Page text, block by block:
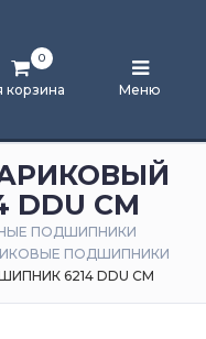
корзина
0
Меню
CM
ПОДШИПНИКИ
ПОДШИПНИКИ
6214 DDU CM